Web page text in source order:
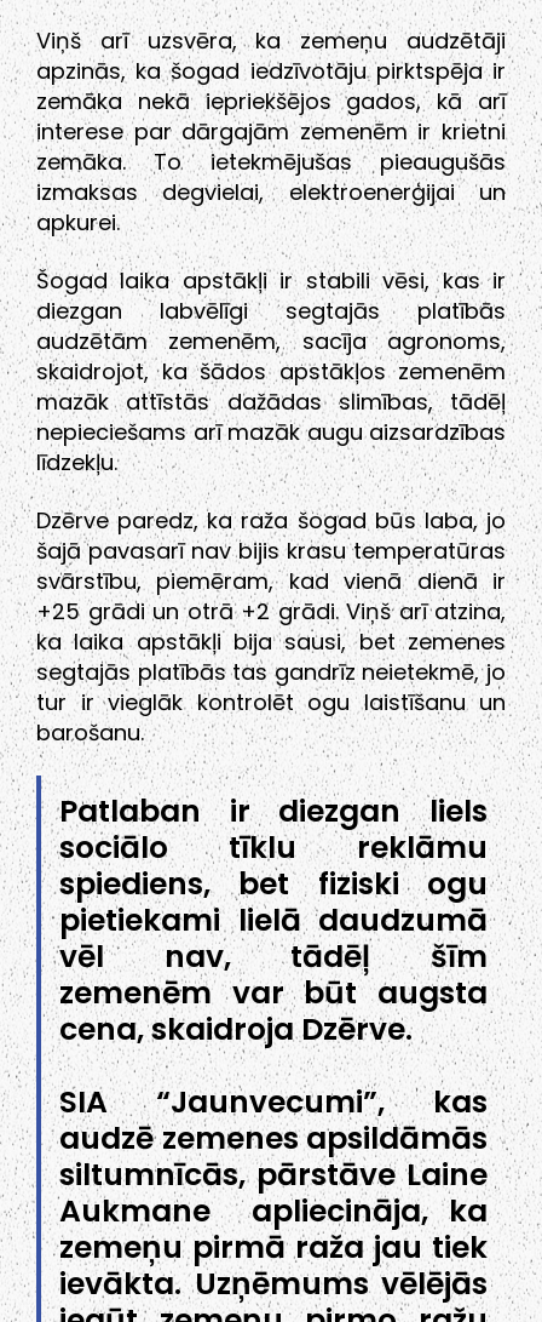
Viņš arī uzsvēra, ka zemeņu audzētāji
apzinās, ka šogad iedzīvotāju pirktspēja ir
zemāka nekā iepriekšējos gados, kā arī
interese par dārgajām zemenēm ir krietni
zemāka. To ietekmējušas pieaugušās
izmaksas degvielai, elektroenerģijai un
apkurei.
Šogad laika apstākļi ir stabili vēsi, kas ir
diezgan labvēlīgi segtajās platībās
audzētām zemenēm, sacīja agronoms,
skaidrojot, ka šādos apstākļos zemenēm
mazāk attīstās dažādas slimības, tādēļ
nepieciešams arī mazāk augu aizsardzības
līdzekļu.
Dzērve paredz, ka raža šogad būs laba, jo
šajā pavasarī nav bijis krasu temperatūras
svārstību, piemēram, kad vienā dienā ir
+25 grādi un otrā +2 grādi. Viņš arī atzina,
ka laika apstākļi bija sausi, bet zemenes
segtajās platībās tas gandrīz neietekmē, jo
tur ir vieglāk kontrolēt ogu laistīšanu un
barošanu.
Patlaban ir diezgan liels
sociālo tīklu reklāmu
spiediens, bet fiziski ogu
pietiekami lielā daudzumā
vēl nav, tādēļ šīm
zemenēm var būt augsta
cena, skaidroja Dzērve.
SIA “Jaunvecumi”, kas
audzē zemenes apsildāmās
siltumnīcās, pārstāve Laine
Aukmane apliecināja, ka
zemeņu pirmā raža jau tiek
ievākta. Uzņēmums vēlējās